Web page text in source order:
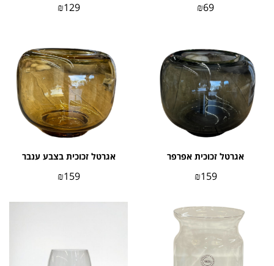
₪69
₪129
אגרטל זכוכית אפרפר
₪159
אגרטל זכוכית בצבע ענבר
₪159